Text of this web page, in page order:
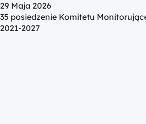
29 Maja 2026
35 posiedzenie Komitetu
2021-2027